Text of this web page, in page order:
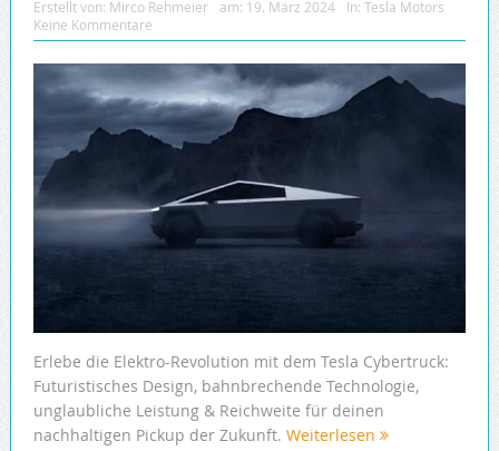
Erstellt von: Mirco Rehmeier am: 19. März 2024 In: Tesla Motors
Keine Kommentare
Erlebe die Elektro-Revolution mit dem Tesla Cybertruck:
Futuristisches Design, bahnbrechende Technologie,
unglaubliche Leistung & Reichweite für deinen
nachhaltigen Pickup der Zukunft. Weiterlesen